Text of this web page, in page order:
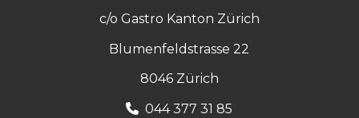
c/o Gastro Kanton Zürich
Blumenfeldstrasse 22
8046 Zürich
044 377 31 85